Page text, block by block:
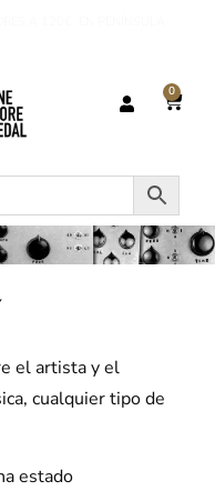
A 120€ EN PENÍNSULA
0
el artista y el
cualquier tipo de
estado